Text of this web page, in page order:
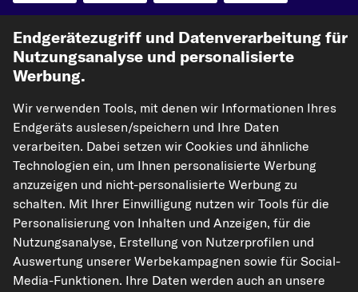
Unsere Versandpartner
kfzteile24.de carpardoo.nl
carpardoo.fr
carpardoo.dk
Die hier dargestellten Daten, insbesondere die gesamte Datenbank, dürfen
Endgerätezugriff und Datenverarbeitung für
Nutzungsanalyse und personalisierte
Werbung.
Wir verwenden Tools, mit denen wir Informationen Ihres
Endgeräts auslesen/speichern und Ihre Daten
verarbeiten. Dabei setzen wir Cookies und ähnliche
Technologien ein, um Ihnen personalisierte Werbung
anzuzeigen und nicht-personalisierte Werbung zu
schalten. Mit Ihrer Einwilligung nutzen wir Tools für die
Personalisierung von Inhalten und Anzeigen, für die
Nutzungsanalyse, Erstellung von Nutzerprofilen und
Auswertung unserer Werbekampagnen sowie für Social-
Media-Funktionen. Ihre Daten werden auch an unsere